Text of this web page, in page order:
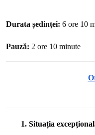
Durata ședinței: 6 ore 10
Pauză: 2 ore 10 minute
1. Situația